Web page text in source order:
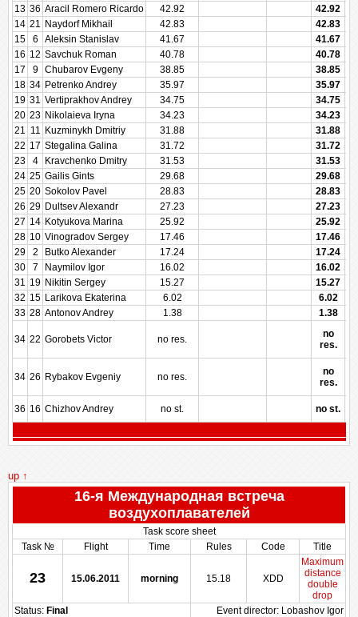
13 36 Aracil Romero Ricardo 42.92
42.92
14 21 Naydorf Mikhail 42.83
42.83
15
6 Aleksin Stanislav 41.67
41.67
16 12 Savchuk Roman 40.78
40.78
17
9 Chubarov Evgeny 38.85
38.85
18 34 Petrenko Andrey 35.97
35.97
19 31 Vertiprakhov Andrey 34.75
34.75
20 23 Nikolaieva Iryna 34.23
34.23
21 11 Kuzminykh Dmitriy 31.88
31.88
22 17 Stegalina Galina 31.72
31.72
23
4 Kravchenko Dmitry 31.53
31.53
24 25 Gailis Gints 29.68
29.68
25 20 Sokolov Pavel 28.83
28.83
26 29 Dultsev Alexandr 27.23
27.23
27 14 Kotyukova Marina 25.92
25.92
28 10 Vinogradov Sergey 17.46
17.46
29
2 Butko Alexander 17.24
17.24
30
7 Naymilov Igor 16.02
16.02
31 19 Nikitin Sergey 15.27
15.27
32 15 Larikova Ekaterina 6.02
6.02
33 28 Antonov Andrey 1.38 1.38
34 22 Gorobets Victor no res.
no
res.
34 26 Rybakov Evgeniy no res.
no
res.
36 16 Chizhov Andrey no st. no st.
up ↑
16-я Международная встреча
воздухоплавателей
Task score sheet
Task №
Flight Time Rules Code Title
23 15.06.2011 morning 15.18 XDD
Maximum
distance
double
drop
Status: Final
Event director: Lobashov Igor